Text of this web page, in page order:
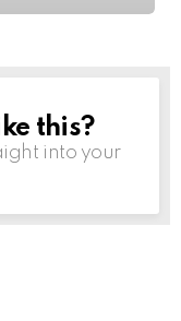
this?
into your